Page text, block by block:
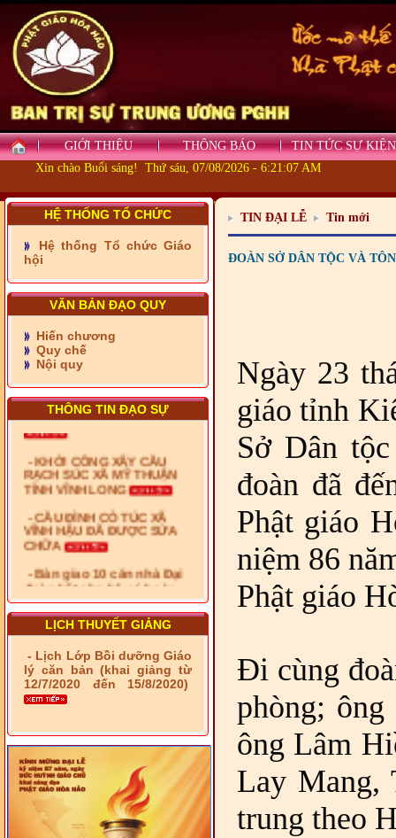
GIỚI THIỆU THÔNG BÁO
TIN TỨC SỰ KIỆN
Xin chào Buổi sáng! Thứ sáu, 07/08/2026 - 6:21:08 AM
HỆ THỐNG TỔ CHỨC
Hệ thống Tổ chức Giáo
hội
VĂN BẢN ĐẠO QUY
Hiến chương
Quy chế
Nội quy
THÔNG TIN ĐẠO SỰ
- Những tấm lòng thiện
nguyện vùng biên
- BAN TRỊ SỰ XÃ ĐẠI
PHƯỚC TỈNH ĐỒNG NAI
TIẾP SỨC ĐẾN TRƯỜNG
- Xã Châu Phú khánh
thành cầu Kênh 7 - Nam
kênh Quốc Gia
- Xã Phú Lâm bàn giao 9
căn nhà Đại đoàn kết
- KHỞI CÔNG XÂY CẦU
TỈNH VĨNH LONG
- CẦU ĐÌNH CỎ TÚC XÃ
CHỮA
- Bàn giao 10 căn nhà Đại
cảnh khó khăn tại xã Tây
Yên
- LỄ RA QUÂN DẬM VÁ,
SỬA CHỮA LỘ GIAO
PHÚ THỌ)
- LỚP TẬP HUẤN LỊCH SỬ,
PHÁP LUẬT VIỆT NAM VÀ
PGHH NHIỆM KỲ VI (2024-
2029) CHO TRỊ SỰ VIÊN
TRUNG ƯƠNG, BAN ĐẠI
DIỆN TỈNH VÀ GIÁO LÝ
VIÊN - CHUYÊN ĐỀ: NHỮNG
VẤN ĐỀ CHUNG VỀ PHÁP
LUẬT VÀ HỆ THỐNG PHÁP
LUẬT VIỆT NAM
LỊCH THUYẾT GIẢNG
- Lịch Lớp Bồi dưỡng Giáo
lý căn bản (khai giảng từ
12/7/2020 đến 15/8/2020)
TIN ĐẠI LỄ Tin mới
ĐOÀN SỞ DÂN TỘC VÀ
Ngày 23
giáo tỉnh
Sở Dân
đoàn đã
Phật giáo
niệm 86
Phật giáo
Đi cùng
phòng;
ông Lâm
Lay Mang,
trung theo